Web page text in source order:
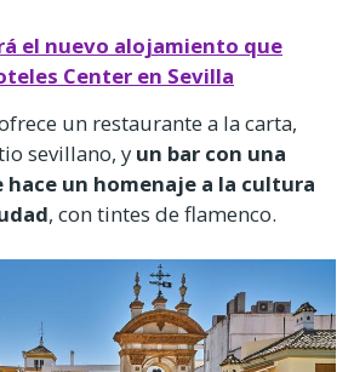
el nuevo alojamiento que
Center en Sevilla
un restaurante a la carta,
sevillano, y un bar con una
hace un homenaje a la cultura
, con tintes de flamenco.